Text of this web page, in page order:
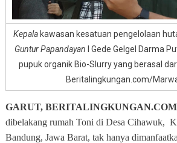
Kepalakawasan kesatuan pengelolaan
Guntur Papandayan I Gede Gelgel Darma
pupuk organik Bio-Slurry yang berasal
Beritalingkungan.com/
GARUT, BERITALINGKUNGAN.COM
dibelakang rumah Toni di Desa Cihawuk,
Bandung, Jawa Barat, tak hanya